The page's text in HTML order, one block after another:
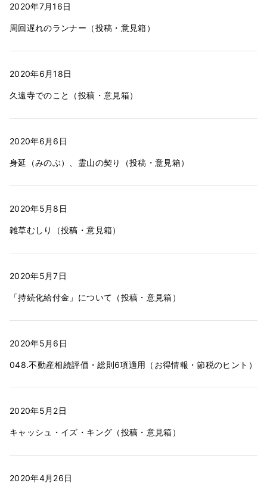
2020年7月16日
周回遅れのランナー（投稿・意見箱）
2020年6月18日
久遠寺でのこと（投稿・意見箱）
2020年6月6日
身延（みのぶ）、霊山の契り（投稿・意見箱）
2020年5月8日
雑草むしり（投稿・意見箱）
2020年5月7日
「持続化給付金」について（投稿・意見箱）
2020年5月6日
048.不動産相続評価・総則6項適用（お得情報・節税のヒント）
2020年5月2日
キャッシュ・イズ・キング（投稿・意見箱）
2020年4月26日